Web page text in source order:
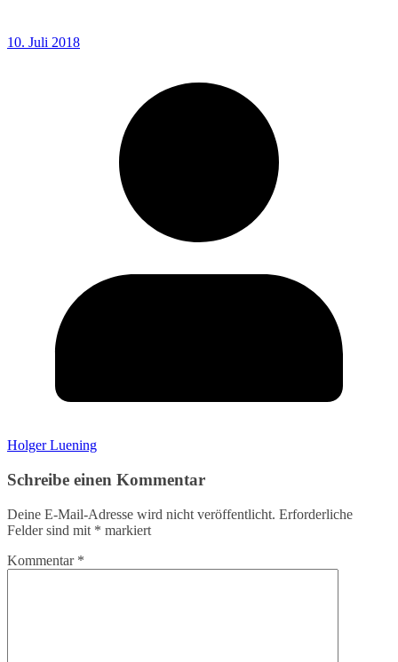
10. Juli 2018
Holger Luening
Schreibe einen Kommentar
Deine E-Mail-Adresse wird nicht veröffentlicht. Erforderliche
Felder sind mit * markiert
Kommentar *